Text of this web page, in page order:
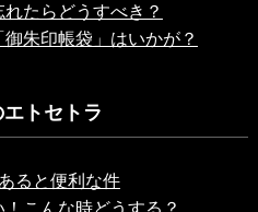
たらどうすべき？
朱印帳袋」はいかが？
トセトラ
ると便利な件
こんな時どうする？